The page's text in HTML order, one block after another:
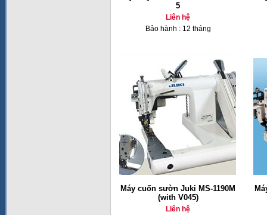
5
Liên hệ
Bảo hành : 12 tháng
Máy cuốn sườn Juki MS-1190M
(with V045)
Liên hệ